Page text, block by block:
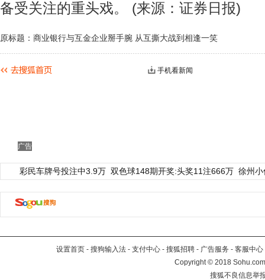
备受关注的重头戏。 (来源：证券日报)
原标题：商业银行与互金企业掰手腕 从互撕大战到相逢一笑
手机看新闻
广告
彩民车牌号投注中3.9万 双色球148期开奖:头奖11注666万 徐州
设置首页 - 搜狗输入法 - 支付中心 - 搜狐招聘 - 广告服务 - 客服中心
Copyright©2018
搜狐不良信息举